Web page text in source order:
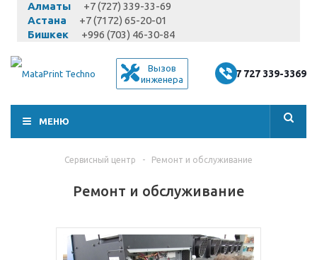
Алматы
+7 (727) 339-33-69
Астана
+7 (7172) 65-20-01
Бишкек
+996 (703) 46-30-84
Вызов
инженера
+7 727 339-3369
МЕНЮ
Сервисный центр - Ремонт и обслуживание
Ремонт и обслуживание